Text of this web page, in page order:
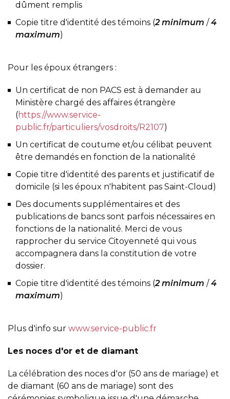
dûment remplis
Copie titre d'identité des témoins (2 minimum /4
maximum)
Pour les époux étrangers :
Un certificat de non PACS est à demander au
Ministère chargé des affaires étrangère
(https://www.service-
public.fr/particuliers/vosdroits/R2107)
Un certificat de coutume et/ou célibat peuvent
être demandés en fonction de la nationalité
Copie titre d'identité des parents et justificatif de
domicile (si les époux n'habitent pas Saint-Cloud)
Des documents supplémentaires et des
publications de bancs sont parfois nécessaires en
fonctions de la nationalité. Merci de vous
rapprocher du service Citoyenneté qui vous
accompagnera dans la constitution de votre
dossier.
Copie titre d'identité des témoins (2 minimum /4
maximum)
Plus d'info sur www.service-public.fr
Les noces d'or et de diamant
La célébration des noces d'or (50 ans de mariage) et
de diamant (60 ans de mariage) sont des